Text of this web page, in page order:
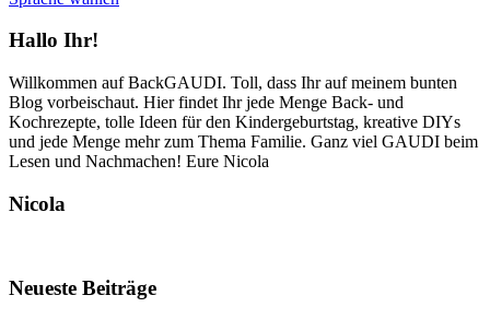
Hallo Ihr!
Willkommen auf BackGAUDI. Toll, dass Ihr auf meinem bunten
Blog vorbeischaut. Hier findet Ihr jede Menge Back- und
Kochrezepte, tolle Ideen für den Kindergeburtstag, kreative DIYs
und jede Menge mehr zum Thema Familie. Ganz viel GAUDI beim
Lesen und Nachmachen! Eure Nicola
Nicola
Neueste Beiträge